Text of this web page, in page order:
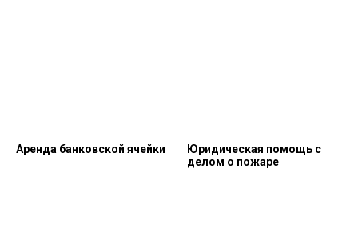
Аренда банковской ячейки
Юридическая помощь с
делом о пожаре